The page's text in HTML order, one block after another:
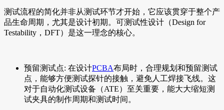
测试流程的简化并非从测试环节才开始，它应该贯穿于整个产
品生命周期，尤其是设计初期。可测试性设计（Design for
Testability，DFT）是这一理念的核心。
预留测试点: 在设计PCBA布局时，合理规划和预留测试
点，能够方便测试探针的接触，避免人工焊接飞线。这
对于自动化测试设备（ATE）至关重要，能大大缩短测
试夹具的制作周期和测试时间。